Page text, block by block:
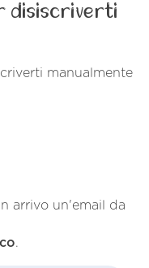
disiscriverti
manualmente
arrivo un'email da
.